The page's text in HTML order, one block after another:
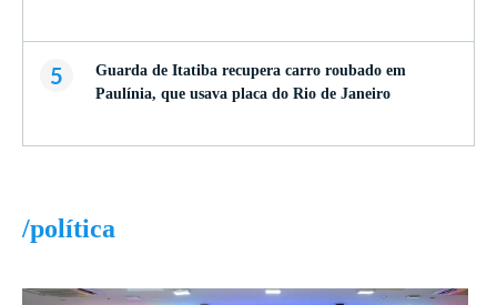
5
Guarda de Itatiba recupera carro roubado em
Paulínia, que usava placa do Rio de Janeiro
/política